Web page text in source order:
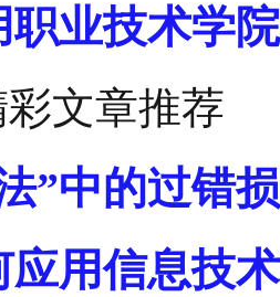
职业技术学院
文章推荐
”中的过错
应用信息技